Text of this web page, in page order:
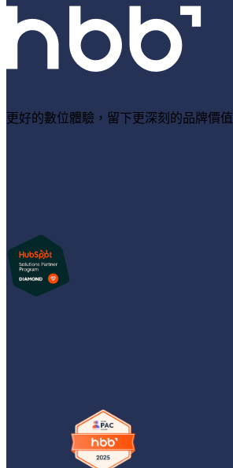
更好的數位體驗，留下更深刻的品牌價值